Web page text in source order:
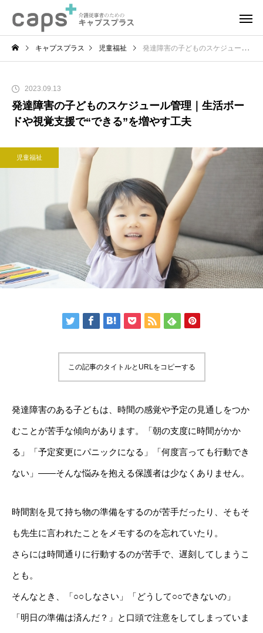
キャプスプラス 児童福祉 発達障害の子どものスケジュール管理｜生活ボードや視覚支援で“できる”を増やす工夫
2023.09.13
発達障害の子どものスケジュール管理｜生活ボー
ドや視覚支援で“できる”を増やす工夫
児童福祉
この記事のタイトルとURLをコピーする
発達障害のある子どもは、時間の感覚や予定の見通しをつか
むことが苦手な傾向があります。「朝の支度に時間がかか
る」「予定変更にパニックになる」「何度言っても行動でき
ない」——そんな悩みを抱える保護者は少なくありません。
時間割を見て持ち物の準備をするのが苦手だったり、そもそ
も先生に言われたことをメモするのを忘れていたり。
さらには時間通りに行動するのが苦手で、遅刻してしまうこ
とも。
そんなとき、「○○しなさい」「どうして○○できないの」
「明日の準備は済んだ？」と口頭で注意をしてしまっていま